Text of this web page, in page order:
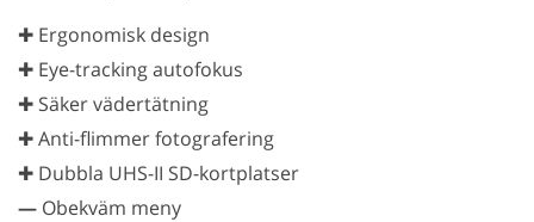
✚ Ergonomisk design
✚ Eye-tracking autofokus
✚ Säker vädertätning
✚ Anti-flimmer fotografering
✚ Dubbla UHS-II SD-kortplatser
— Obekväm meny